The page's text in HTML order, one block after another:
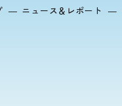
ニュース＆レポート